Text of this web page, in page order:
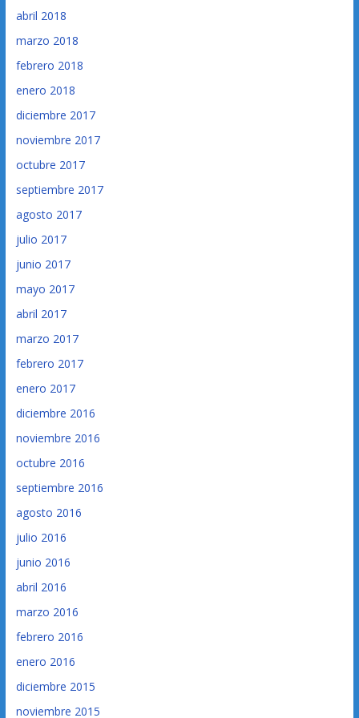
abril 2018
marzo 2018
febrero 2018
enero 2018
diciembre 2017
noviembre 2017
octubre 2017
septiembre 2017
agosto 2017
julio 2017
junio 2017
mayo 2017
abril 2017
marzo 2017
febrero 2017
enero 2017
diciembre 2016
noviembre 2016
octubre 2016
septiembre 2016
agosto 2016
julio 2016
junio 2016
abril 2016
marzo 2016
febrero 2016
enero 2016
diciembre 2015
noviembre 2015